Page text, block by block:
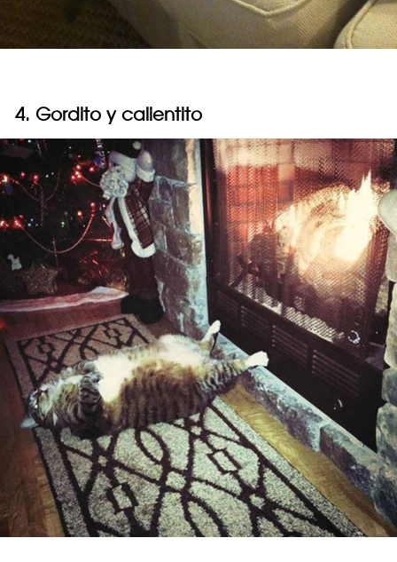
4. Gordito y calientito